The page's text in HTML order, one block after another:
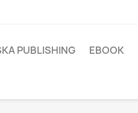
PUBLISHING EBOOK